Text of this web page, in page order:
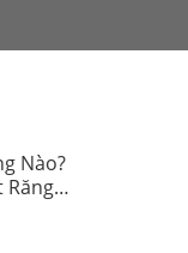
Nào?
Răng